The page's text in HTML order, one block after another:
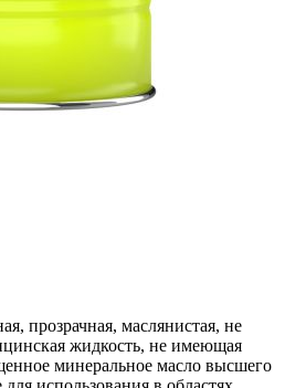
прозрачная, маслянистая, не
жидкость, не имеющая
минеральное масло высшего